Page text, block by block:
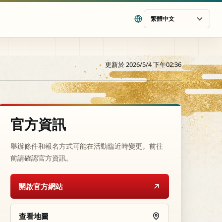
繁體中文
更新於 2026/5/4 下午02:36
官方資訊
舉辦條件和報名方式可能在活動臨近時變更。前往
前請確認官方資訊。
開啟官方網站
查看地圖